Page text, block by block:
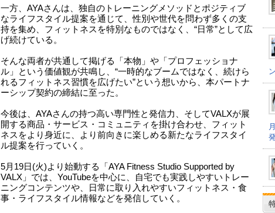
一方、AYAさんは、独自のトレーニングメソッドとポジティブ
なライフスタイル提案を通じて、性別や世代を問わず多くの支
持を集め、フィットネスを特別なものではなく、“日常”として広
げ続けている。
そんな両者が共通して掲げる「本物」や「プロフェッショナ
ル」という価値観が共鳴し、“一時的なブームではなく、続けら
れるフィットネス習慣を広げたい”という想いから、本パートナ
ーシップ契約の締結に至った。
今後は、AYAさんの持つ高い専門性と発信力、そしてVALXが展
開する商品・サービス・コミュニティを掛け合わせ、フィット
ネスをより身近に、より前向きに楽しめる新たなライフスタイ
ル提案を行っていく。
5月19日(火)より始動する「AYA Fitness Studio Supported by
VALX」では、YouTubeを中心に、自宅でも実践しやすいトレー
ニングコンテンツや、日常に取り入れやすいフィットネス・食
事・ライフスタイル情報などを発信していく。